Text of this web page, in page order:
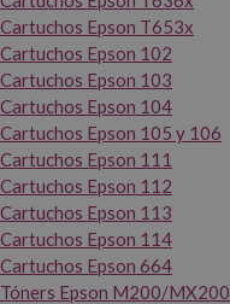
Cartuchos Epson T653x
Cartuchos Epson 102
Cartuchos Epson 103
Cartuchos Epson 104
Cartuchos Epson 105 y 106
Cartuchos Epson 111
Cartuchos Epson 112
Cartuchos Epson 113
Cartuchos Epson 114
Cartuchos Epson 664
Tóners Epson M200/MX200